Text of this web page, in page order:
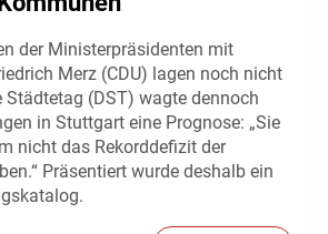
der Ministerpräsidenten mit
Merz (CDU) lagen noch nicht
Städtetag (DST) wagte dennoch
in Stuttgart eine Prognose: „Sie
nicht das Rekorddefizit der
Präsentiert wurde deshalb ein